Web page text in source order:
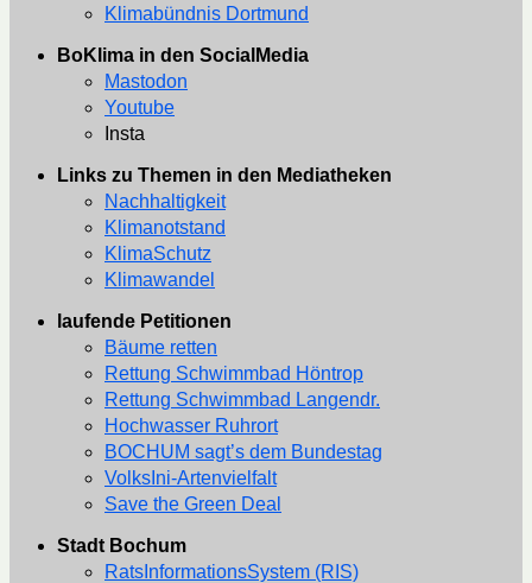
Klimabündnis Dortmund
BoKlima in den SocialMedia
Mastodon
Youtube
Insta
Links zu Themen in den Mediatheken
Nachhaltigkeit
Klimanotstand
KlimaSchutz
Klimawandel
laufende Petitionen
Bäume retten
Rettung Schwimmbad Höntrop
Rettung Schwimmbad Langendr.
Hochwasser Ruhrort
BOCHUM sagt’s dem Bundestag
VolksIni-Artenvielfalt
Save the Green Deal
Stadt Bochum
RatsInformationsSystem (RIS)